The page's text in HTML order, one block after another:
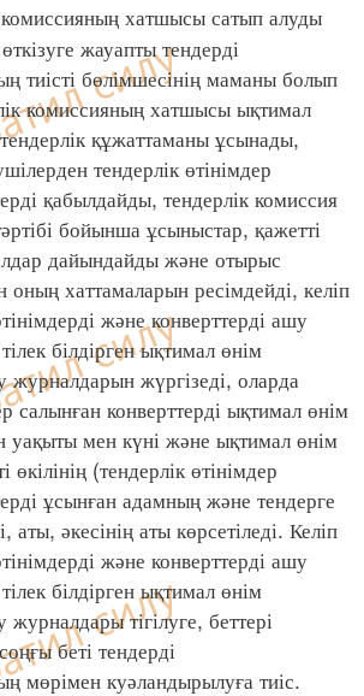
хатшысы сатып алуды
жауапты тендерді
тиісті бөлімшесінің маманы болып
комиссияның хатшысы ықтимал
құжаттаманы ұсынады,
тендерлік өтінімдер
қабылдайды, тендерлік комиссия
бойынша ұсыныстар, қажетті
дайындайды және отырыс
оның хаттамаларын ресімдейді, келіп
және конверттерді ашу
білдірген ықтимал өнім
журналдарын жүргізеді, оларда
салынған конверттерді ықтимал өнім
уақыты мен күні және ықтимал өнім
өкілінің (тендерлік өтінімдер
ұсынған адамның және тендерге
әкесінің аты көрсетіледі. Келіп
және конверттерді ашу
білдірген ықтимал өнім
журналдары тігілуге, беттері
беті тендерді
мөрімен куәландырылуға тиіс.